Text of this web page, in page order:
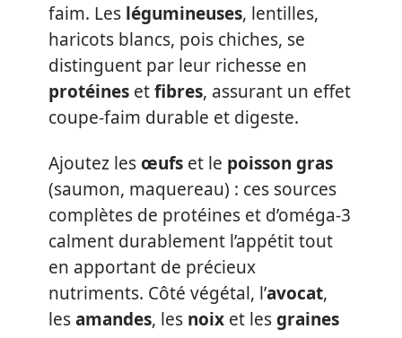
faim. Les légumineuses, lentilles,
haricots blancs, pois chiches, se
distinguent par leur richesse en
protéines etfibres, assurant un effet
coupe-faim durable et digeste.
Ajoutez lesœufs et le poisson gras
(saumon, maquereau) : ces sources
complètes de protéines et d’oméga-3
calment durablement l’appétit tout
en apportant de précieux
nutriments. Côté végétal, l’avocat,
lesamandes, les noix et lesgraines